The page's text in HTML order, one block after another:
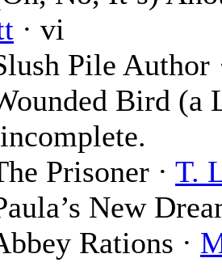
· vi
Pile Author
Bird (a
Prisoner · T.
New
Rations ·